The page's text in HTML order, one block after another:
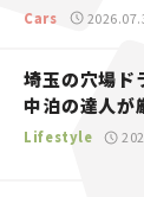
り。
Cars
埼玉の穴場ド
中泊の達人が
Lifestyle